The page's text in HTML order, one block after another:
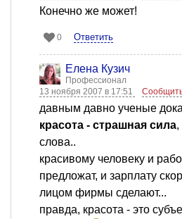
Конечно же может!
0 Ответить
Елена Кузич
Профессионал
13 ноября 2007 в 17:51
давным давно ученые
красота - страшная сила,
слова..
красивому человеку и
предложат, и зарплату
лицом фирмы сделают...
правда, красота - это